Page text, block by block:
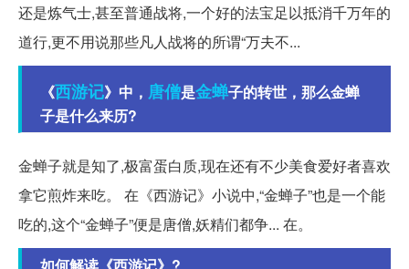
还是炼气士,甚至普通战将,一个好的法宝足以抵消千万年的
道行,更不用说那些凡人战将的所谓“万夫不...
《西游记》中， 唐僧是金蝉子的转世，那么金蝉
子是什么来历?
金蝉子就是知了,极富蛋白质,现在还有不少美食爱好者喜欢
拿它煎炸来吃。 在《西游记》小说中,“金蝉子”也是一个能
吃的,这个“金蝉子”便是唐僧,妖精们都争... 在。